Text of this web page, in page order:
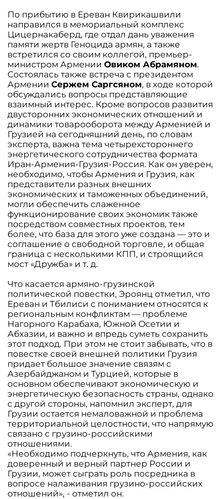
По прибытию в Ереван Квирикашвили
направился в мемориальный комплекс
Цицернакаберд, где отдал дань уважения
памяти жертв Геноцида армян, а также
встретился со своим коллегой, премьер-
министром Армении Овиком Абрамяном.
Состоялась также встреча с президентом
Армении Сержем Саргсяном, в ходе которой
обсуждались вопросы представляющие
взаимный интерес. Кроме вопросов развития
двусторонних экономических отношений и
динамики товарооборота между Арменией и
Грузией на сегодняшний день, по словам
эксперта, важна тема четырехстороннего
энергетического сотрудничества формата
Иран-Армения-Грузия-Россия. Как он уверен,
необходимо, чтобы Армения и Грузия, как
представители разных внешних
экономических и таможенных объединений,
могли обеспечить слаженное
функционирование своих экономик также
посредством совместных проектов, тем
более, что база для этого уже создана — это и
соглашение о свободной торговле, и общая
граница с несколькими КПП, и строящийся
мост «Дружба» и т. д.
Что касается армяно-грузинской
политической повестки, Эроянц отметил, что
Ереван и Тбилиси с пониманием относятся к
региональным конфликтам — проблеме
Нагорного Карабаха, Южной Осетии и
Абхазии, и важно и впредь суметь сохранить
этот подход. При этом не стоит забывать, что в
повестке своей внешней политики Грузия
придает большое значение связям с
Азербайджаном и Турцией, которые в
основном обеспечивают экономическую и
энергетическую безопасность страны, однако
с другой стороны, напомнил эксперт, для
Грузии остается немаловажной и проблема
территориальной целостности, что напрямую
связано с грузино-российскими
отношениями.
«Необходимо подчеркнуть, что Армения, как
доверенный и верный партнер России и
Грузии, может сыграть роль посредника в
вопросе налаживания грузино-российских
отношений», - отметил он.